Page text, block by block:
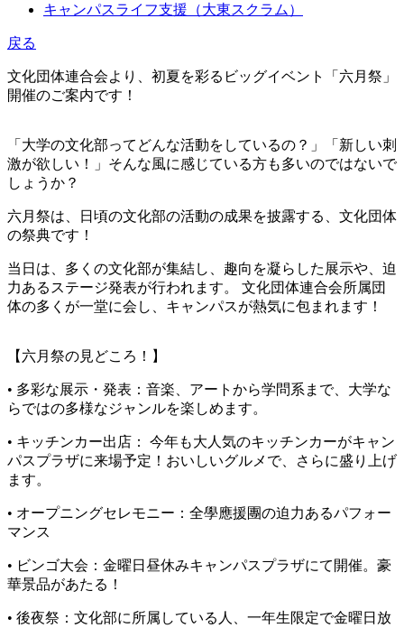
キャンパスライフ支援（大東スクラム）
戻る
文化団体連合会より、初夏を彩るビッグイベント「六月祭」
開催のご案内です！
「大学の文化部ってどんな活動をしているの？」「新しい刺
激が欲しい！」そんな風に感じている方も多いのではないで
しょうか？
六月祭は、日頃の文化部の活動の成果を披露する、文化団体
の祭典です！
当日は、多くの文化部が集結し、趣向を凝らした展示や、迫
力あるステージ発表が行われます。 文化団体連合会所属団
体の多くが一堂に会し、キャンパスが熱気に包まれます！
【六月祭の見どころ！】
• 多彩な展示・発表：音楽、アートから学問系まで、大学な
らではの多様なジャンルを楽しめます。
• キッチンカー出店： 今年も大人気のキッチンカーがキャン
パスプラザに来場予定！おいしいグルメで、さらに盛り上げ
ます。
• オープニングセレモニー：全學應援團の迫力あるパフォー
マンス
• ビンゴ大会：金曜日昼休みキャンパスプラザにて開催。豪
華景品があたる！
• 後夜祭：文化部に所属している人、一年生限定で金曜日放